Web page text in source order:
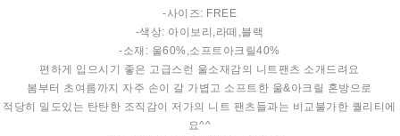
-사이즈: FREE
-색상: 아이보리,라떼,블랙
-소재: 울60%,소프트아크릴40%
편하게 입으시기 좋은 고급스런 울소재감의 니트팬츠 소개드려요
봄부터 초여름까지 자주 손이 갈 가볍고 소프트한 울&아크릴 혼방으로
적당히 밀도있는 탄탄한 조직감이 저가의 니트 팬츠들과는 비교불가한 퀄리티에
요^^